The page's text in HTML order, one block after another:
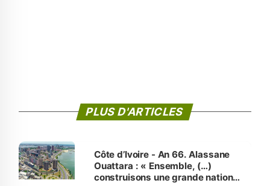
PLUS D'ARTICLES
Côte d’Ivoire - An 66. Alassane
Ouattara : « Ensemble, (…)
construisons une grande nation